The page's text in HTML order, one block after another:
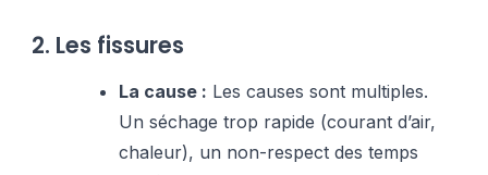
2. Les fissures
La cause : Les causes sont multiples.
Un séchage trop rapide (courant d’air,
chaleur), un non-respect des temps